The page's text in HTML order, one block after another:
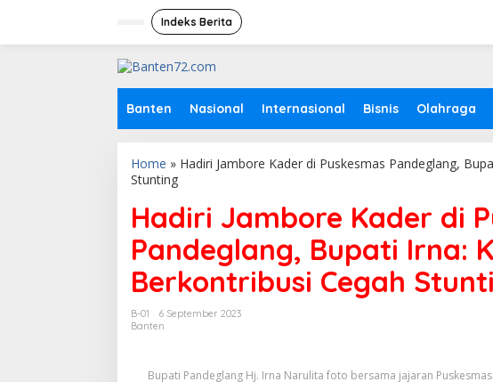
Indeks Berita
Banten Nasional Internasional Bisnis Olahraga
Home » Hadiri Jambore Kader di Puskesmas Pandeglang,
Stunting
Hadiri Jambore Kader di
Pandeglang, Bupati Irna:
Berkontribusi Cegah
B-01
6 September 2023
Banten
Bupati Pandeglang Hj. Irna Narulita foto bersama jajaran